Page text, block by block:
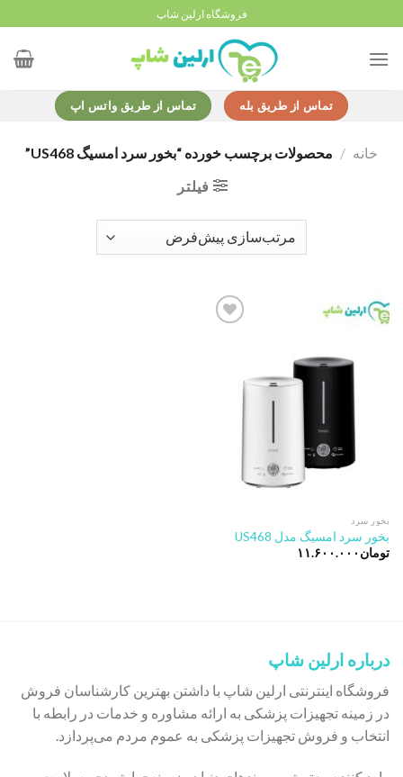
to
content
فروشگاه ارلین شاپ
تماس از طریق بله تماس از طریق واتس اپ
خانه / محصولات برچسب خورده “بخور سرد امسیگ US468”
فیلتر
بخور سرد
بخور سرد امسیگ مدل US468
تومان ۱۱.۶۰۰.۰۰۰
درباره ارلین شاپ
فروشگاه اینترنتی ارلین شاپ با داشتن بهترین کارشناسان فروش
در زمینه تجهیزات پزشکی به ارائه مشاوره و خدمات در رابطه با
انتخاب و فروش تجهیزات پزشکی به عموم مردم می‌پردازد.